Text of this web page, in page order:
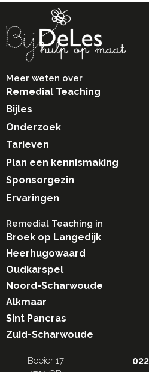
Boeier 17
Meer weten over
Remedial Teaching
Bijles
Onderzoek
Tarieven
Plan een kennismaking
Sponsorgezin
Ervaringen
Remedial Teaching in​
Broek op Langedijk
Heerhugowaard
Oudkarspel
Noord-Scharwoude
Alkmaar
Sint Pancras
Zuid-Scharwoude